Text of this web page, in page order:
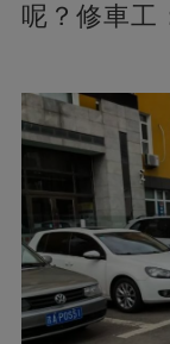
呢？修車工